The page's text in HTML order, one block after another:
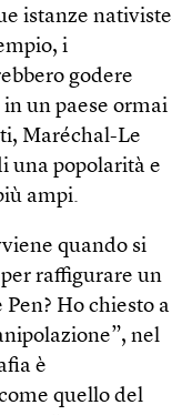
istanze nativiste
i
godere
un paese ormai
Maréchal-Le
una popolarità e
ampi.
quando si
raffigurare un
Ho chiesto a
nel
è
quello del